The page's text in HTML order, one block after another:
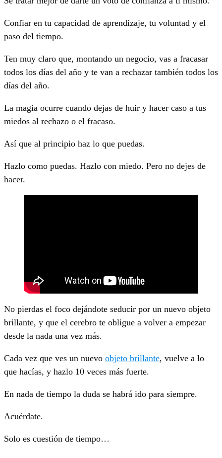
Confiar en tu capacidad de aprendizaje, tu voluntad y el
paso del tiempo.
Ten muy claro que, montando un negocio, vas a fracasar
todos los días del año y te van a rechazar también todos los
días del año.
La magia ocurre cuando dejas de huir y hacer caso a tus
miedos al rechazo o el fracaso.
Así que al principio haz lo que puedas.
Hazlo como puedas. Hazlo con miedo. Pero no dejes de
hacer.
No pierdas el foco dejándote seducir por un nuevo objeto
brillante, y que el cerebro te obligue a volver a empezar
desde la nada una vez más.
Cada vez que ves un nuevo objeto brillante, vuelve a lo
que hacías, y hazlo 10 veces más fuerte.
En nada de tiempo la duda se habrá ido para siempre.
Acuérdate.
Solo es cuestión de tiempo…